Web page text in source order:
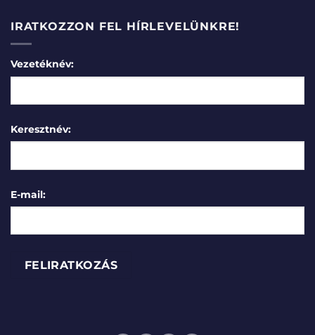
IRATKOZZON FEL HÍRLEVELÜNKRE!
Vezetéknév:
Keresztnév:
E-mail: